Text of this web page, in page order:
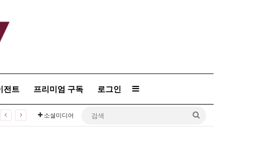
전트 프리미엄 구독 로그인 Sidebar
소셜미디어